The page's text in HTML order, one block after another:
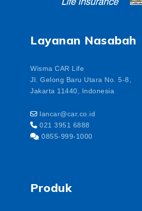
Layanan Nasabah
Wisma CAR Life
Jl. Gelong Baru Utara No. 5-8,
Jakarta 11440, Indonesia
lancar@car.co.id
021 3951 6888
0855-999-1000
Produk